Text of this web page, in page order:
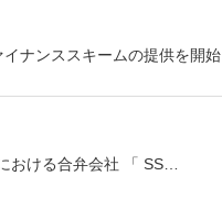
ナンススキームの提供を開始
おける合弁会社 「 SS…